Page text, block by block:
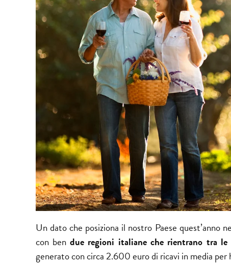
Un dato che posiziona il nostro Paese quest’anno
con bendue regioni italiane che rientrano tra le
generato con circa 2.600 euro di ricavi in media per